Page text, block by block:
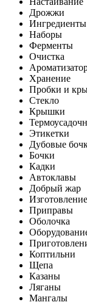
Дрожжи
Ингредиенты
Наборы
Ферменты
Очистка
Хранение
Пробки и
Стекло
Крышки
Этикетки
Дубовые
Бочки
Кадки
Автоклавы
Добрый жар
Приправы
Оболочка
Коптильни
Щепа
Казаны
Ляганы
Мангалы